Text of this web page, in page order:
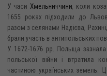
У часи Хмельниччини, коли
1655 роках підходили до
разом з селянами Надієва,
брали участь в антипольських
У 1672-1676 pp. Польща
польської війни і втратила
частиною українських земель.